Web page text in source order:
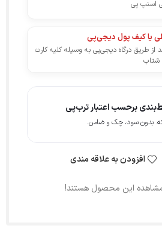
اسنپ پی
یا کیف پول دیجی‌پی
طریق درگاه دیجی‌پی به وسیله کلیه کارت
شتاب
برحسب اعتبار ترب‌پی
افزودن به علاقه مندی
این محصول هستند!